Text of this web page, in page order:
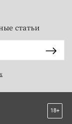
статьи
18+